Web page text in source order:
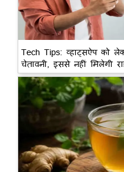
Tech Tips: व्हाट्सऐप को
चेतावनी, इससे नहीं मिलेगी